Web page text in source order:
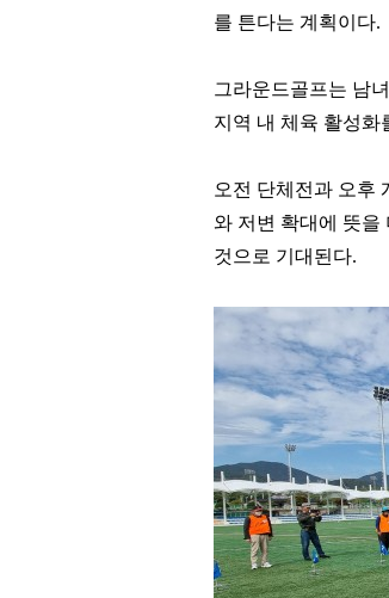
를 튼다는 계획이다.
그라운드골프는 남
지역 내 체육 활성화
오전 단체전과 오후
와 저변 확대에 뜻을
것으로 기대된다.